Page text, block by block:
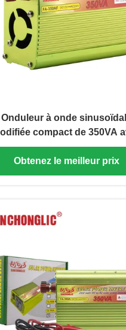
Onduleur à onde
compact de 350VA
5V 1A pour usage
Obtenez le meilleur prix